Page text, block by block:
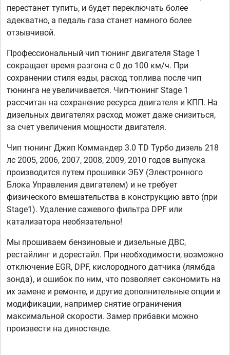
перестанет тупить, и будет переключать более
адекватно, а педаль газа станет намного более
отзывчивой.
Профессиональный чип тюнинг двигателя Stage 1
сокращает время разгона с 0 до 100 км/ч. При
сохранении стиля езды, расход топлива после чип
тюнинга не увеличивается. Чип-тюнинг Stage 1
рассчитан на сохранение ресурса двигателя и КПП. На
дизельных двигателях расход может даже снизиться,
за счет увеличения мощности двигателя.
Чип тюнинг Джип Коммандер 3.0 TD Турбо дизель 218
лс 2005, 2006, 2007, 2008, 2009, 2010 годов выпуска
производится путем прошивки ЭБУ (Электронного
Блока Управления двигателем) и не требует
физического вмешательства в конструкцию авто (при
Stage1). Удаление сажевого фильтра DPF или
катализатора необязательно!
Мы прошиваем бензиновые и дизельные ДВС,
рестайлинг и дорестайл. При необходимости, возможно
отключение EGR, DPF, кислородного датчика (лямбда
зонда), и ошибок по ним, что позволяет сэкономить на
их замене и ремонте, и другие дополнительные опции и
модификации, например снятие ограничения
максимальной скорости. Замер прибавки можно
произвести на диностенде.